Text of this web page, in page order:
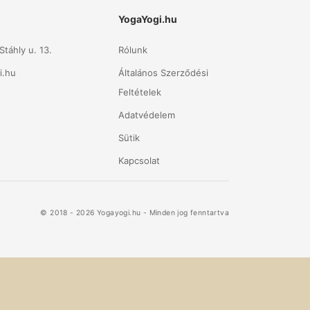
u. 13.
YogaYogi.hu
Rólunk
Általános Szerződési
Feltételek
Adatvédelem
Sütik
Kapcsolat
© 2018 - 2026 Yogayogi.hu - Minden jog fenntartva